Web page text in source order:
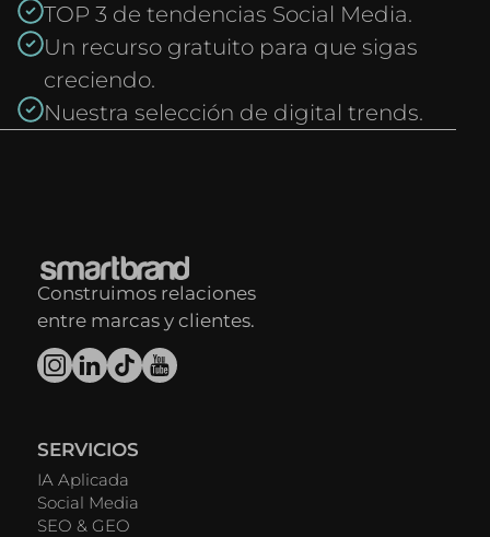
TOP 3 de tendencias Social Media.
Un recurso gratuito para que sigas
creciendo.
Nuestra selección de digital trends.
Construimos relaciones
entre marcas y clientes.
SERVICIOS
IA Aplicada
Social Media
SEO & GEO